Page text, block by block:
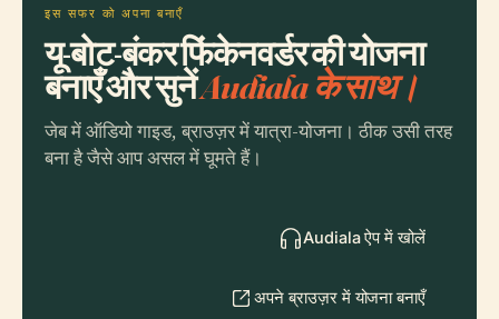
इस सफर को अपना बनाएँ
यू-बोट-बंकर फिंकेनवर्डर की योजना
बनाएँ और सुनेंAudiala के साथ।
जेब में ऑडियो गाइड, ब्राउज़र में यात्रा-योजना। ठीक उसी तरह
बना है जैसे आप असल में घूमते हैं।
Audiala ऐप में खोलें
अपने ब्राउज़र में योजना बनाएँ